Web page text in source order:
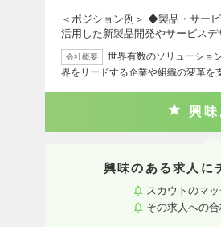
＜ポジション例＞ ◆製品・サー
活用した新製品開発やサービスデ
会社概要
世界有数のソリューショ
界をリードする企業や組織の変革を
興味
興味のある求人に
スカウトのマ
その求人への